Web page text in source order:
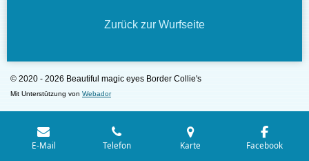
Zurück zur Wurfseite
© 2020 - 2026 Beautiful magic eyes Border Collie's
Mit Unterstützung von Webador
E-Mail Telefon Karte Facebook